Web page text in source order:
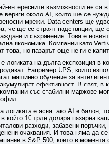
интересните възможности не са
вериги около AI, които ще се
мрежи. Data centers ще
че ще се строят подстанции,
и съхранение. Това е
икономика. Компании като
това, но пазарът още не ги е
логиката на дълга експозиция в
Например UPS, които
машинно обучение за
ефективност. В свят, в
със стабилни маржове
логиката е ясна: ако AI е балон,
който 10 трлн долара пазарна
разходи, забавени
очаквания. И това няма да
в S&P 500, които в момента